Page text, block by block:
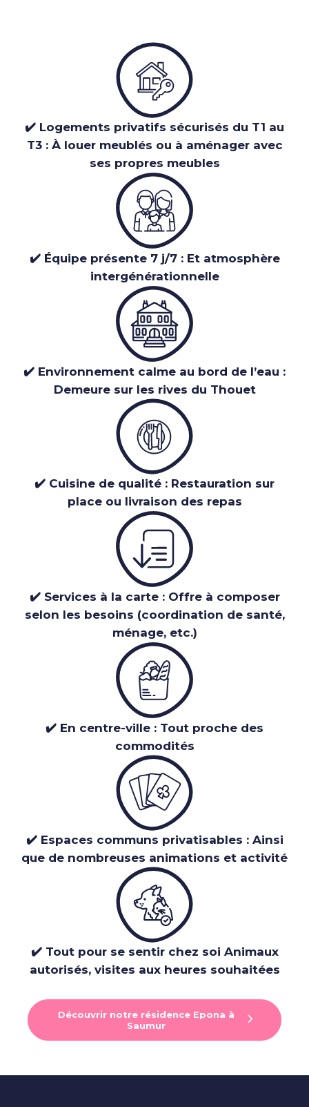
✔️ Logements privatifs sécurisés du T1 au
T3 : À louer meublés ou à aménager avec
ses propres meubles
✔️ Équipe présente 7 j/7 : Et atmosphère
intergénérationnelle
✔️ Environnement calme au bord de l’eau :
Demeure sur les rives du Thouet
✔️ Cuisine de qualité : Restauration sur
place ou livraison des repas
✔️ Services à la carte : Offre à composer
selon les besoins (coordination de santé,
ménage, etc.)
✔️ En centre-ville : Tout proche des
commodités
✔️ Espaces communs privatisables : Ainsi
que de nombreuses animations et activité
✔️ Tout pour se sentir chez soi Animaux
autorisés, visites aux heures souhaitées
Découvrir notre résidence Epona à
Saumur